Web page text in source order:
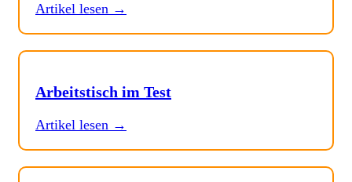
Artikel lesen →
Arbeitstisch im Test
Artikel lesen →